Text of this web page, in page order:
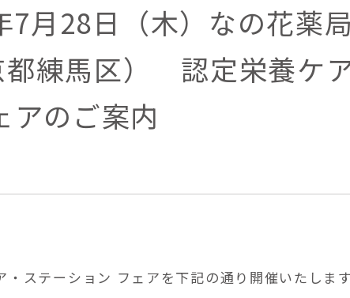
7月28日（木）なの花薬
都練馬区） 認定栄養ケ
アのご案内
・ステーション フェアを下記の通り開催いたします